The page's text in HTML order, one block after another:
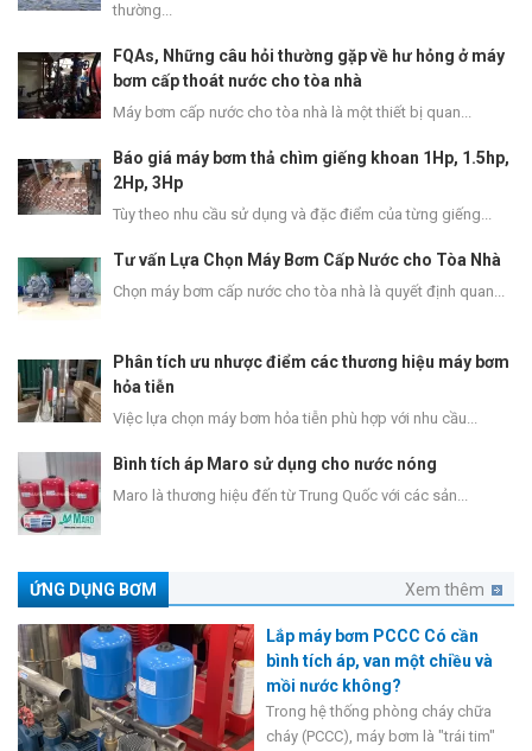
thường...
FQAs, Những câu hỏi thường gặp về hư hỏng ở máy
bơm cấp thoát nước cho tòa nhà
Máy bơm cấp nước cho tòa nhà là một thiết bị quan...
Báo giá máy bơm thả chìm giếng khoan 1Hp, 1.5hp,
2Hp, 3Hp
Tùy theo nhu cầu sử dụng và đặc điểm của từng giếng...
Tư vấn Lựa Chọn Máy Bơm Cấp Nước cho Tòa Nhà
Chọn máy bơm cấp nước cho tòa nhà là quyết định quan...
Phân tích ưu nhược điểm các thương hiệu máy bơm
hỏa tiễn
Việc lựa chọn máy bơm hỏa tiễn phù hợp với nhu cầu...
Bình tích áp Maro sử dụng cho nước nóng
Maro là thương hiệu đến từ Trung Quốc với các sản...
ỨNG DỤNG BƠM Xem thêm
Lắp máy bơm PCCC Có cần
bình tích áp, van một chiều và
mồi nước không?
Trong hệ thống phòng cháy chữa
cháy (PCCC), máy bơm là "trái tim"